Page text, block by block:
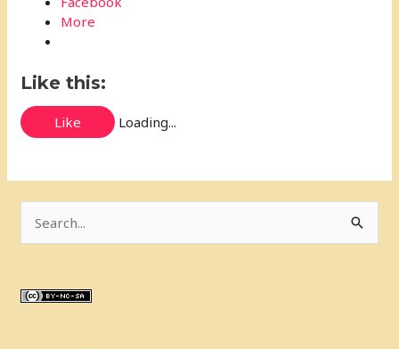
More
Like this:
Like Loading...
r